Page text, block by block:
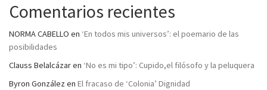
Comentarios recientes
NORMA CABELLO en ‘En todos mis universos’: el poemario de las
posibilidades
Clauss Belalcázaren ‘No es mi tipo’: Cupido,el filósofo y la peluquera
Byron González en El fracaso de ‘Colonia’ Dignidad